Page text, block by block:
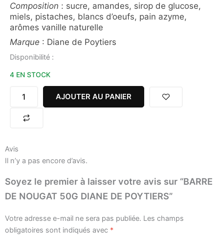
Composition : sucre, amandes, sirop de glucose,
miels, pistaches, blancs d’oeufs, pain azyme,
arômes vanille naturelle
Marque : Diane de Poytiers
Disponibilité :
4 EN STOCK
quantité
BARRE
NOUGAT
DIANE
AJOUTER AU PANIER
Avis
Il n’y a pas encore d’avis.
Soyez le premier à laisser votre avis sur “BARRE
DE NOUGAT 50G DIANE DE POYTIERS”
Votre adresse e-mail ne sera pas publiée. Les champs
obligatoires sont indiqués avec *